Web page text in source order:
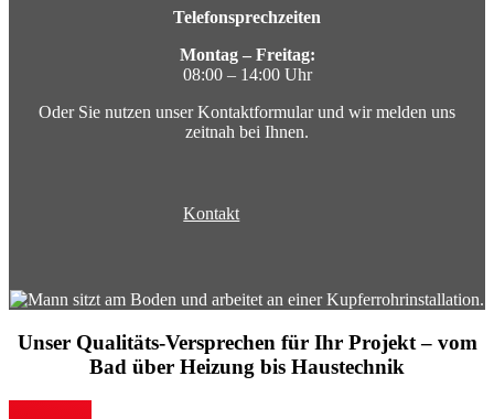
Telefonsprechzeiten
Montag – Freitag:
08:00 – 14:00 Uhr
Oder Sie nutzen unser Kontaktformular und wir melden uns
zeitnah bei Ihnen.
Kontakt
Unser Qualitäts-Versprechen für Ihr Projekt – vom
Bad über Heizung bis Haustechnik